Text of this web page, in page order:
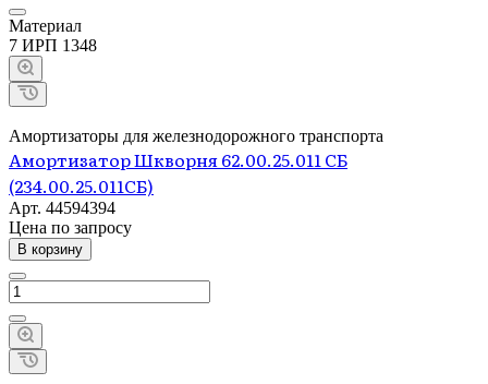
Материал
7 ИРП 1348
Амортизаторы для железнодорожного транспорта
Амортизатор Шкворня 62.00.25.011 СБ
(234.00.25.011СБ)
Арт. 44594394
Цена по запросу
В корзину